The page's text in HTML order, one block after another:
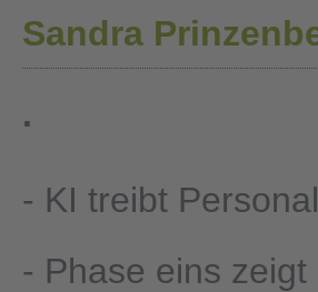
Sandra
.
- KI treibt
- Phase eins